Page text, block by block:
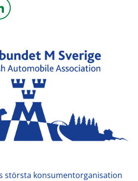
på Xsidan på Linkedin
största konsumentorganisation